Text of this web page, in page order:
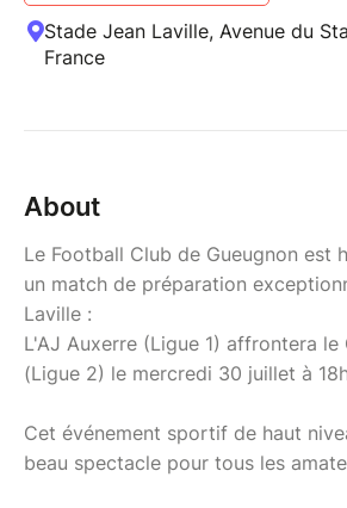
Stade Jean Laville, Avenue du
France
About
Le Football Club de Gueugnon est
un match de préparation
Laville :
L'AJ Auxerre (Ligue 1) affrontera le
(Ligue 2) le mercredi 30 juillet à
Cet événement sportif de haut
beau spectacle pour tous les